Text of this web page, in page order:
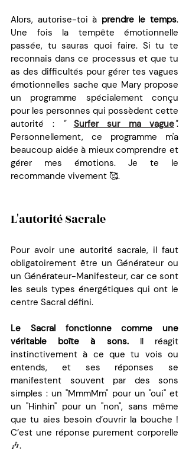
Alors, autorise-toi à prendre le temps.
Une fois la tempête émotionnelle
passée, tu sauras quoi faire. Si tu te
reconnais dans ce processus et que tu
as des difficultés pour gérer tes vagues
émotionnelles sache que Mary propose
un programme spécialement conçu
pour les personnes qui possèdent cette
autorité :
" Surfer sur ma vague".
Personnellement, ce programme m'a
beaucoup aidée à mieux comprendre et
gérer mes émotions. Je te le
recommande vivement 🥰.
L'autorité Sacrale
Pour avoir une autorité sacrale, il faut
obligatoirement être un Générateur ou
un Générateur-Manifesteur, car ce sont
les seuls types énergétiques qui ont le
centre Sacral défini.
Le Sacral fonctionne comme une
véritable boîte à sons. Il réagit
instinctivement à ce que tu vois ou
entends, et ses réponses se
manifestent souvent par des sons
simples : un "MmmMm" pour un "oui" et
un "Hinhin" pour un "non", sans même
que tu aies besoin d’ouvrir la bouche !
C’est une réponse purement corporelle
🎶.